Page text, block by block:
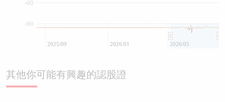
-90
-60
2025/09 2026/01 2026/05
其他你可能有興趣的認股證